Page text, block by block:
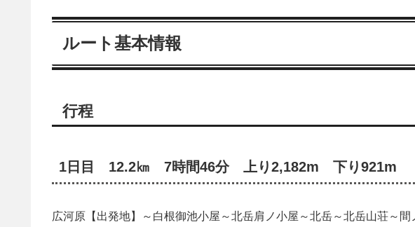
ルート基本情報
行程
1日目 12.2㎞ 7時間46分 上り2,182m 下り921m
広河原【出発地】～白根御池小屋～北岳肩ノ小屋～北岳～北岳山荘～間